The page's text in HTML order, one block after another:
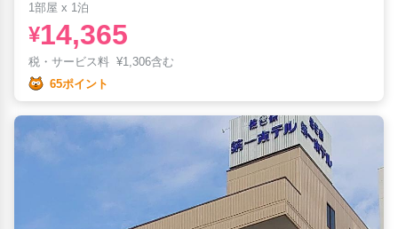
1部屋 x 1泊
¥14,365
税・サービス料 ¥1,306含む
65ポイント